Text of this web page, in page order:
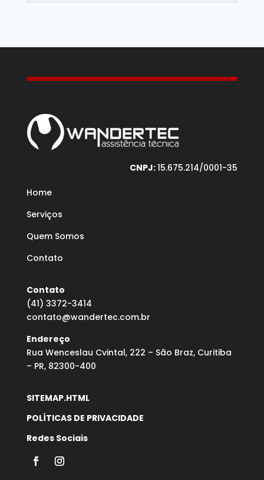
CNPJ:15.675.214/0001-35
Home
Serviços
Quem Somos
Contato
Contato
(41) 3372-3414
contato@wandertec.com.br
Endereço
Rua Wenceslau Cvintal, 222 – São Braz, Curitiba
– PR, 82300-400
SITEMAP.HTML
POLÍTICAS DE PRIVACIDADE
Redes Sociais